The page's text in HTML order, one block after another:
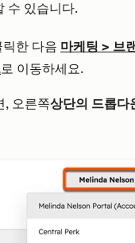
수 있습니다.
릭한 다음 마케팅 > 브
로 이동하세요.
, 오른쪽상단의 드롭다